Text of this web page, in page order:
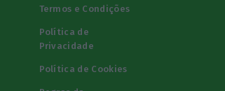
Termos e Condições
Política de
Privacidade
Política de Cookies